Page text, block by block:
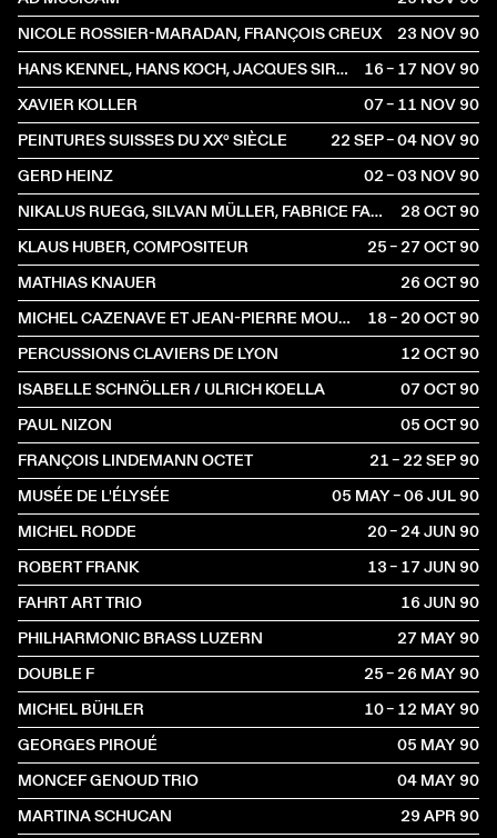
NICOLE ROSSIER-MARADAN, FRANÇOIS CREUX
23 NOV1990
HANS KENNEL, HANS KOCH, JACQUES SIRON, CHRISTOPH BAUMANN
16 – 17 NOV1990
XAVIER KOLLER
07 – 11 NOV1990
PEINTURES SUISSES DU XX° SIÈCLE
22 SEP – 04 NOV1990
GERD HEINZ
02 – 03 NOV1990
NIKALUS RUEGG, SILVAN MÜLLER, FABRICE FABIOLA, ALVIN MUOTH ET YVO HAAG
28 OCT1990
KLAUS HUBER, COMPOSITEUR
25 – 27 OCT1990
MATHIAS KNAUER
26 OCT1990
MICHEL CAZENAVE ET JEAN-PIERRE MOULIN
18 – 20 OCT1990
PERCUSSIONS CLAVIERS DE LYON
12 OCT1990
ISABELLE SCHNÖLLER / ULRICH KOELLA
07 OCT1990
PAUL NIZON
05 OCT1990
FRANÇOIS LINDEMANN OCTET
21 – 22 SEP1990
MUSÉE DE L'ÉLYSÉE
05 MAY – 06 JUL1990
MICHEL RODDE
20 – 24 JUN1990
ROBERT FRANK
13 – 17 JUN1990
FAHRT ART TRIO
16 JUN1990
PHILHARMONIC BRASS LUZERN
27 MAY1990
DOUBLE F
25 – 26 MAY1990
MICHEL BÜHLER
10 – 12 MAY1990
GEORGES PIROUÉ
05 MAY1990
MONCEF GENOUD TRIO
04 MAY1990
MARTINA SCHUCAN
29 APR1990